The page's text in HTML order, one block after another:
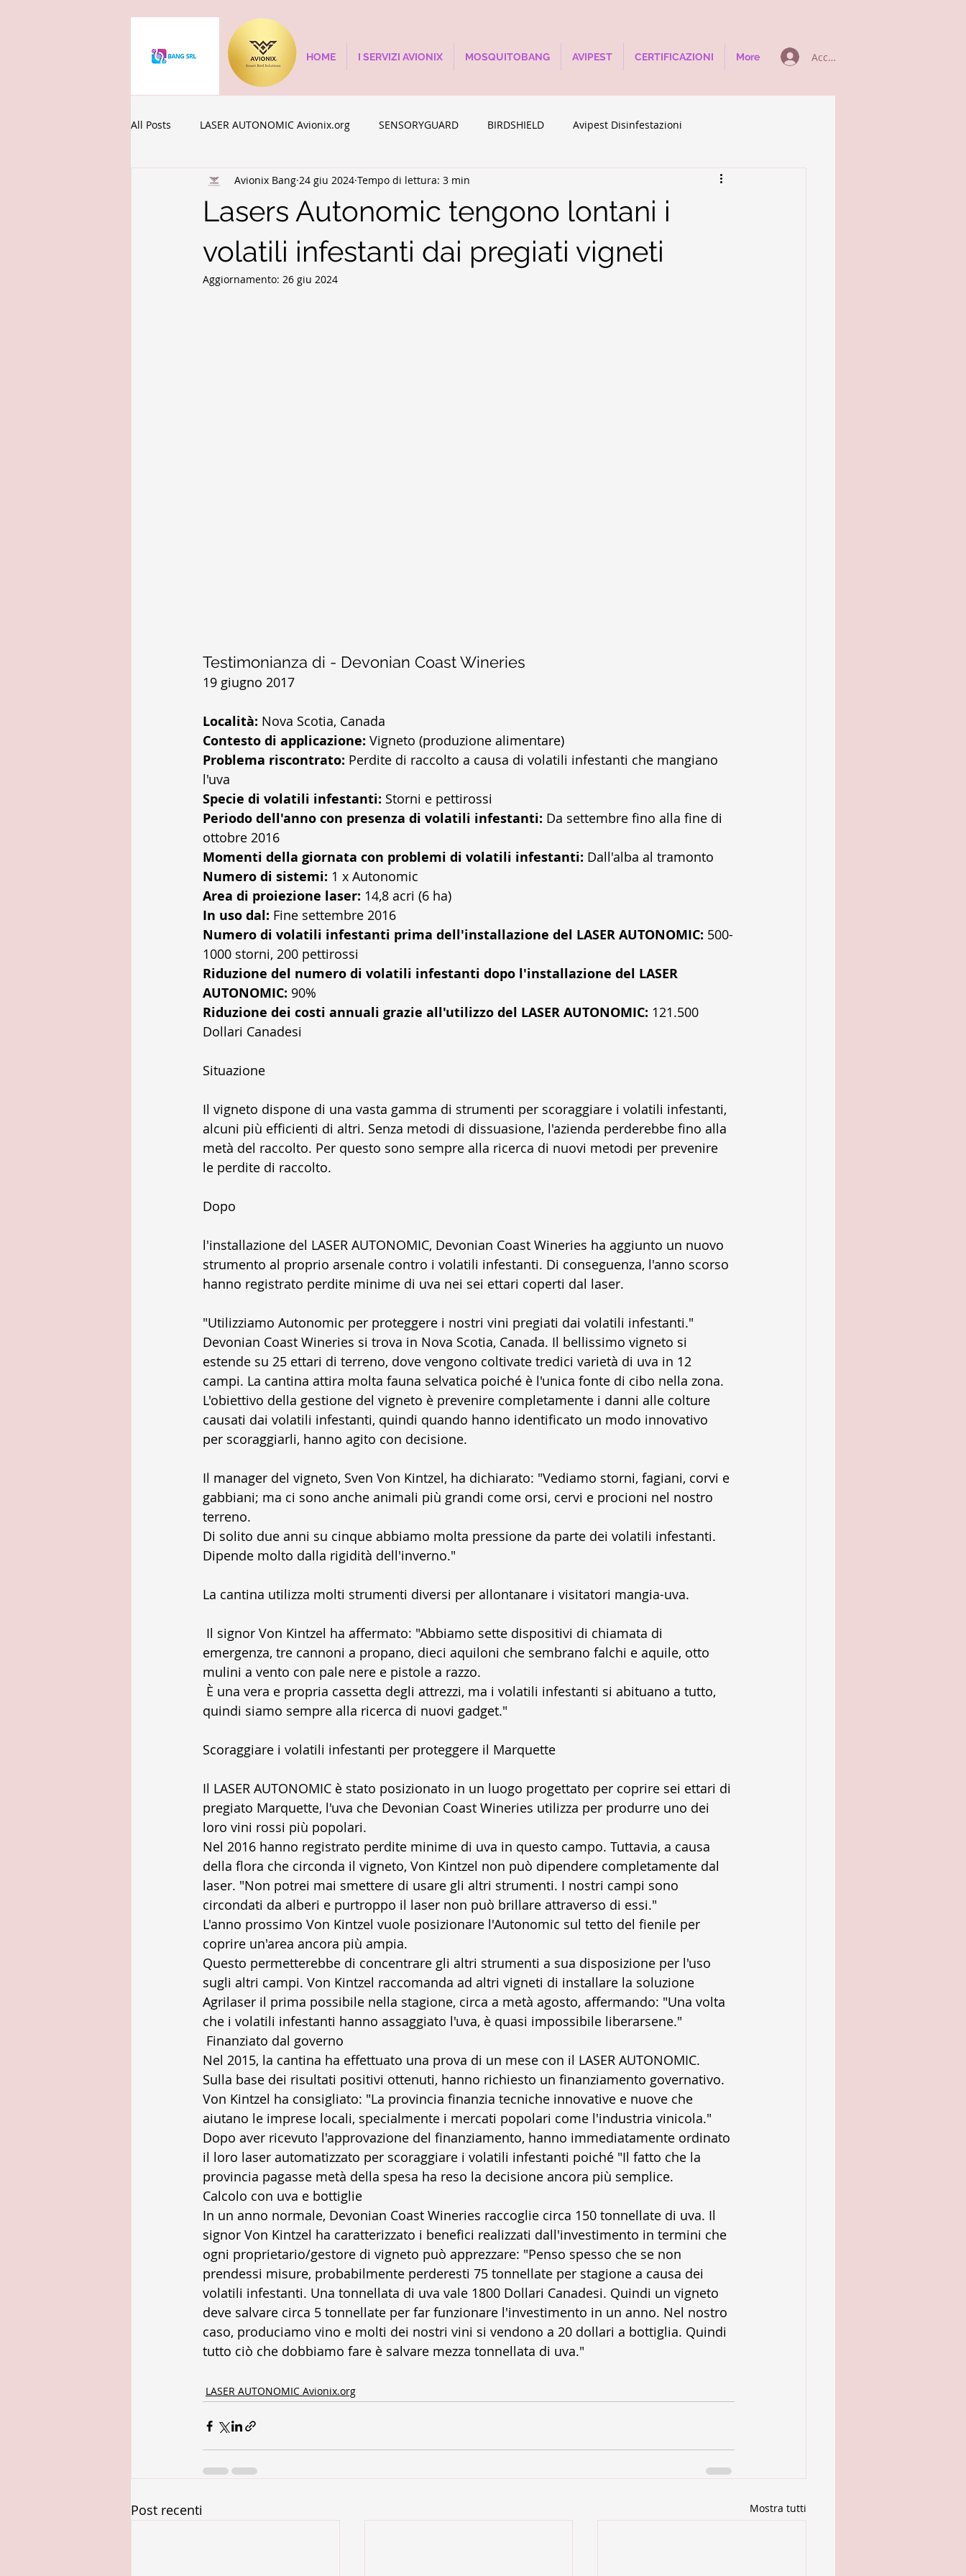
HOME I SERVIZI AVIONIX MOSQUITOBANG AVIPEST CERTIFICAZIONI More Accedi
All Posts LASER AUTONOMIC Avionix.org SENSORYGUARD BIRDSHIELD Avipest Disinfestazioni
AvioZone sanificazioni QuakeAway SOLARGUARD
Lasers Autonomic tengono lontani i
volatili infestanti dai pregiati vigneti
Avionix Bang 24 giu 2024 Tempo di lettura: 3 min
Aggiornamento: 26 giu 2024
Testimonianza di - Devonian Coast Wineries
19 giugno 2017
Località: Nova Scotia, Canada
Contesto di applicazione: Vigneto (produzione alimentare)
Problema riscontrato: Perdite di raccolto a causa di volatili infestanti che mangiano
l'uva
Specie di volatili infestanti: Storni e pettirossi
Periodo dell'anno con presenza di volatili infestanti: Da settembre fino alla fine di
ottobre 2016
Momenti della giornata con problemi di volatili infestanti: Dall'alba al tramonto
Numero di sistemi: 1 x Autonomic
Area di proiezione laser: 14,8 acri (6 ha)
In uso dal: Fine settembre 2016
Numero di volatili infestanti prima dell'installazione del LASER AUTONOMIC: 500-
1000 storni, 200 pettirossi
Riduzione del numero di volatili infestanti dopo l'installazione del LASER
AUTONOMIC: 90%
Riduzione dei costi annuali grazie all'utilizzo del LASER AUTONOMIC: 121.500
Dollari Canadesi
Situazione
Il vigneto dispone di una vasta gamma di strumenti per scoraggiare i volatili infestanti,
alcuni più efficienti di altri. Senza metodi di dissuasione, l'azienda perderebbe fino alla
metà del raccolto. Per questo sono sempre alla ricerca di nuovi metodi per prevenire
le perdite di raccolto.
Dopo
l'installazione del LASER AUTONOMIC, Devonian Coast Wineries ha aggiunto un nuovo
strumento al proprio arsenale contro i volatili infestanti. Di conseguenza, l'anno scorso
hanno registrato perdite minime di uva nei sei ettari coperti dal laser.
"Utilizziamo Autonomic per proteggere i nostri vini pregiati dai volatili infestanti."
Devonian Coast Wineries si trova in Nova Scotia, Canada. Il bellissimo vigneto si
estende su 25 ettari di terreno, dove vengono coltivate tredici varietà di uva in 12
campi. La cantina attira molta fauna selvatica poiché è l'unica fonte di cibo nella zona.
L'obiettivo della gestione del vigneto è prevenire completamente i danni alle colture
causati dai volatili infestanti, quindi quando hanno identificato un modo innovativo
per scoraggiarli, hanno agito con decisione.
Il manager del vigneto, Sven Von Kintzel, ha dichiarato: "Vediamo storni, fagiani, corvi e
gabbiani; ma ci sono anche animali più grandi come orsi, cervi e procioni nel nostro
terreno.
Di solito due anni su cinque abbiamo molta pressione da parte dei volatili infestanti.
Dipende molto dalla rigidità dell'inverno."
La cantina utilizza molti strumenti diversi per allontanare i visitatori mangia-uva.
emergenza, tre cannoni a propano, dieci aquiloni che sembrano falchi e aquile, otto
mulini a vento con pale nere e pistole a razzo.
quindi siamo sempre alla ricerca di nuovi gadget."
Scoraggiare i volatili infestanti per proteggere il Marquette
Il LASER AUTONOMIC è stato posizionato in un luogo progettato per coprire sei ettari di
pregiato Marquette, l'uva che Devonian Coast Wineries utilizza per produrre uno dei
loro vini rossi più popolari.
Nel 2016 hanno registrato perdite minime di uva in questo campo. Tuttavia, a causa
della flora che circonda il vigneto, Von Kintzel non può dipendere completamente dal
laser. "Non potrei mai smettere di usare gli altri strumenti. I nostri campi sono
circondati da alberi e purtroppo il laser non può brillare attraverso di essi."
L'anno prossimo Von Kintzel vuole posizionare l'Autonomic sul tetto del fienile per
coprire un'area ancora più ampia.
Questo permetterebbe di concentrare gli altri strumenti a sua disposizione per l'uso
sugli altri campi. Von Kintzel raccomanda ad altri vigneti di installare la soluzione
Agrilaser il prima possibile nella stagione, circa a metà agosto, affermando: "Una volta
che i volatili infestanti hanno assaggiato l'uva, è quasi impossibile liberarsene."
Finanziato dal governo
Nel 2015, la cantina ha effettuato una prova di un mese con il LASER AUTONOMIC.
Sulla base dei risultati positivi ottenuti, hanno richiesto un finanziamento governativo.
Von Kintzel ha consigliato: "La provincia finanzia tecniche innovative e nuove che
aiutano le imprese locali, specialmente i mercati popolari come l'industria vinicola."
Dopo aver ricevuto l'approvazione del finanziamento, hanno immediatamente ordinato
il loro laser automatizzato per scoraggiare i volatili infestanti poiché "Il fatto che la
provincia pagasse metà della spesa ha reso la decisione ancora più semplice.
Calcolo con uva e bottiglie
In un anno normale, Devonian Coast Wineries raccoglie circa 150 tonnellate di uva. Il
signor Von Kintzel ha caratterizzato i benefici realizzati dall'investimento in termini che
ogni proprietario/gestore di vigneto può apprezzare: "Penso spesso che se non
prendessi misure, probabilmente perderesti 75 tonnellate per stagione a causa dei
volatili infestanti. Una tonnellata di uva vale 1800 Dollari Canadesi. Quindi un vigneto
deve salvare circa 5 tonnellate per far funzionare l'investimento in un anno. Nel nostro
caso, produciamo vino e molti dei nostri vini si vendono a 20 dollari a bottiglia. Quindi
tutto ciò che dobbiamo fare è salvare mezza tonnellata di uva."
LASER AUTONOMIC Avionix.org
Post recenti Mostra tutti